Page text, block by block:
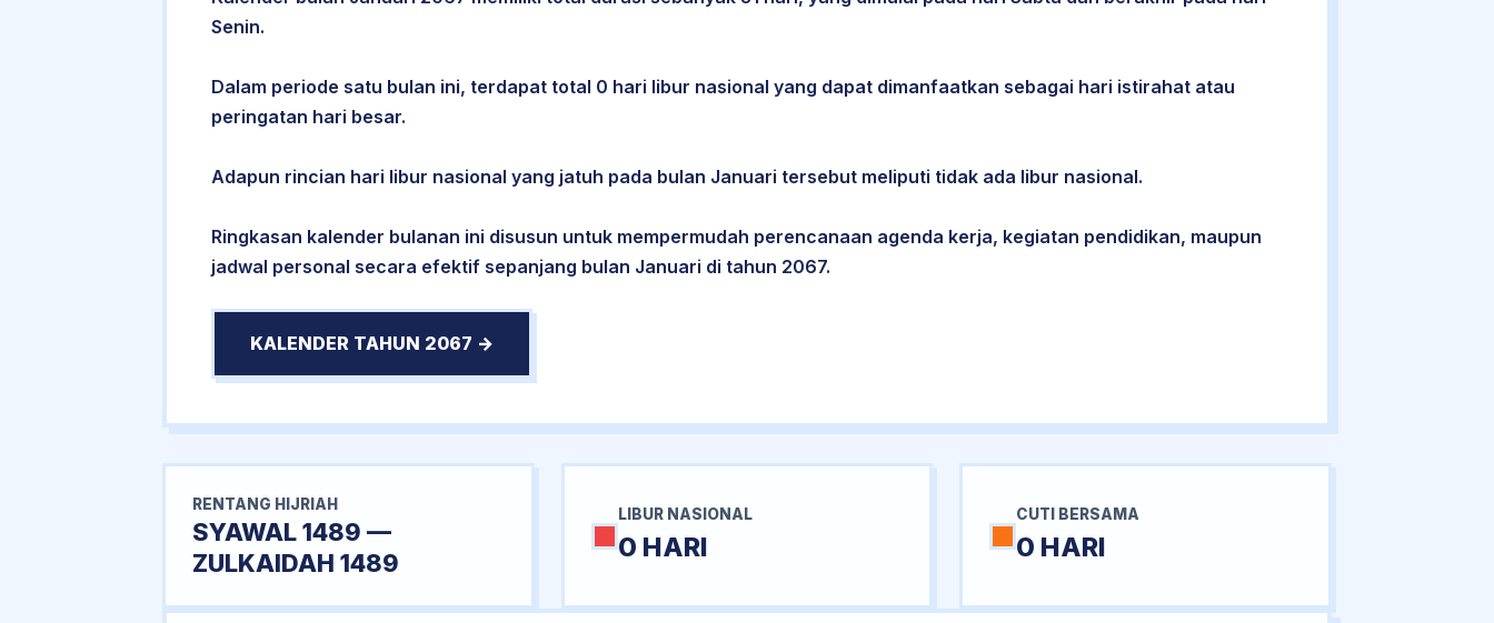
Senin.
Dalam periode satu bulan ini, terdapat total 0 hari libur nasional yang dapat dimanfaatkan sebagai hari istirahat atau
peringatan hari besar.
Adapun rincian hari libur nasional yang jatuh pada bulan Januari tersebut meliputi tidak ada libur nasional.
Ringkasan kalender bulanan ini disusun untuk mempermudah perencanaan agenda kerja, kegiatan pendidikan, maupun
jadwal personal secara efektif sepanjang bulan Januari di tahun 2067.
KALENDER TAHUN 2067 →
RENTANG HIJRIAH
SYAWAL 1489 —
ZULKAIDAH 1489
LIBUR NASIONAL
0 HARI
CUTI BERSAMA
0 HARI